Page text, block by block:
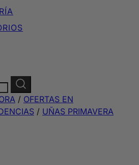
/ OFERTAS EN
/ UÑAS PRIMAVERA